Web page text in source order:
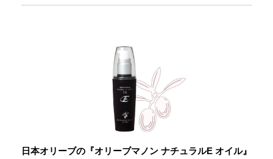
日本オリーブの『オリーブマノン ナチュラルE オイル』